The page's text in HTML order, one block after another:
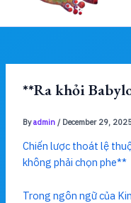
**Ra khỏi
Byadmin / December 29,
Chiến lược thoát lệ
không phải chọn phe**
Trong ngôn ngữ của